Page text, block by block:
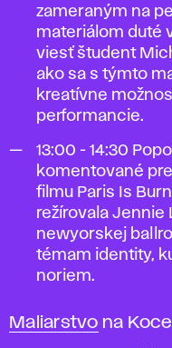
zameraným na
materiálom duté
viesť študent
ako sa s týmto
kreatívne
performancie.
13:00 - 14:30
komentované
filmu Paris Is
režírovala Jennie
newyorskej
témam identity,
noriem.
Maliarstvo na